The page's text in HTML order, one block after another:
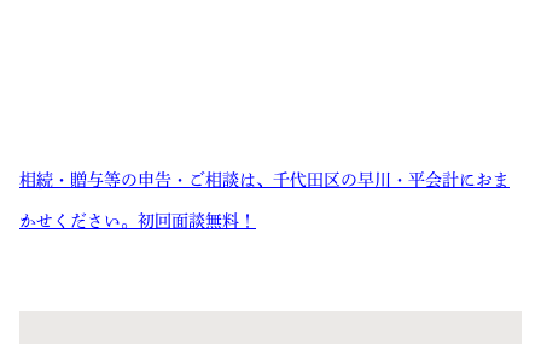
相続・贈与等の申告・ご相談は、千代田区の早川・平会計におま
かせください。初回面談無料！